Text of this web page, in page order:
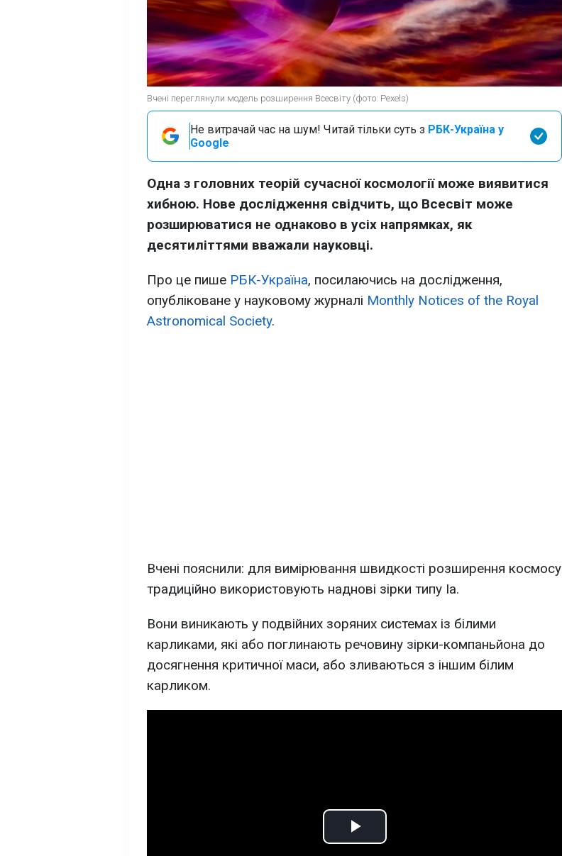
Вчені переглянули модель розширення Всесвіту (фото: Pexels)
Не витрачай час на шум! Читай тільки суть з РБК-Україна у
Google
Одна з головних теорій сучасної космології може виявитися
хибною. Нове дослідження свідчить, що Всесвіт може
розширюватися не однаково в усіх напрямках, як
десятиліттями вважали науковці.
Про це пише РБК-Україна, посилаючись на дослідження,
опубліковане у науковому журналі Monthly Notices of the Royal
Astronomical Society.
Вчені пояснили: для вимірювання швидкості розширення космосу
традиційно використовують наднові зірки типу Ia.
Вони виникають у подвійних зоряних системах із білими
карликами, які або поглинають речовину зірки-компаньйона до
досягнення критичної маси, або зливаються з іншим білим
карликом.
Play